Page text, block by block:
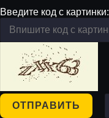
Введите код с картинки:
ОТПРАВИТЬ